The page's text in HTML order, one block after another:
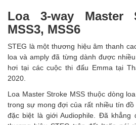
Loa 3-way Master
MSS3, MSS6
STEG là một thương hiệu âm thanh
loa và amply đã từng dành được
hơi tại các cuộc thi đấu Emma tại
2020.
Loa Master Stroke MSS thuộc dòng
trong sự mong đợi của rất nhiều tín
đặc biệt là giới Audiophile. Đã khẳng